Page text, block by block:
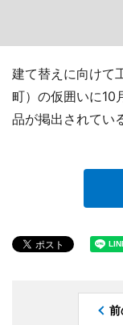
建て替えに向けて
町）の仮囲いに10
品が掲出されてい
前